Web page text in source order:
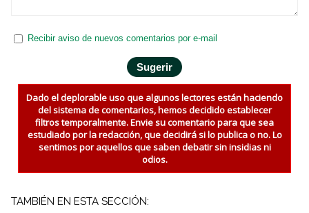
Recibir aviso de nuevos comentarios por e-mail
Dado el deplorable uso que algunos lectores están haciendo
del sistema de comentarios, hemos decidido establecer
filtros temporalmente. Envie su comentario para que sea
estudiado por la redacción, que decidirá si lo publica o no. Lo
sentimos por aquellos que saben debatir sin insidias ni
odios.
TAMBIÉN EN ESTA SECCIÓN: